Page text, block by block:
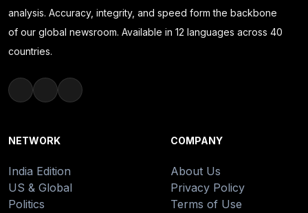
analysis. Accuracy, integrity, and speed form the backbone
of our global newsroom. Available in 12 languages across 40
countries.
NETWORK
India Edition
US & Global
Politics
COMPANY
About Us
Privacy Policy
Terms of Use